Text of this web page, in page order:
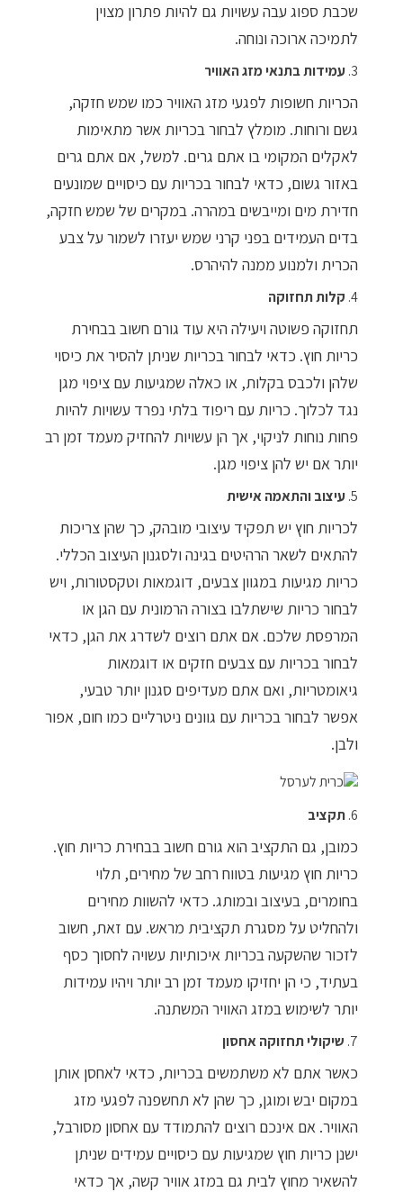
שכבת ספוג עבה עשויות גם להיות פתרון מצוין
לתמיכה ארוכה ונוחה.
3. עמידות בתנאי מזג האוויר
הכריות חשופות לפגעי מזג האוויר כמו שמש חזקה,
גשם ורוחות. מומלץ לבחור בכריות אשר מתאימות
לאקלים המקומי בו אתם גרים. למשל, אם אתם גרים
באזור גשום, כדאי לבחור בכריות עם כיסויים שמונעים
חדירת מים ומייבשים במהרה. במקרים של שמש חזקה,
בדים העמידים בפני קרני שמש יעזרו לשמור על צבע
הכרית ולמנוע ממנה להיהרס.
4. קלות תחזוקה
תחזוקה פשוטה ויעילה היא עוד גורם חשוב בבחירת
כריות חוץ. כדאי לבחור בכריות שניתן להסיר את כיסוי
שלהן ולכבס בקלות, או כאלה שמגיעות עם ציפוי מגן
נגד לכלוך. כריות עם ריפוד בלתי נפרד עשויות להיות
פחות נוחות לניקוי, אך הן עשויות להחזיק מעמד זמן רב
יותר אם יש להן ציפוי מגן.
5. עיצוב והתאמה אישית
לכריות חוץ יש תפקיד עיצובי מובהק, כך שהן צריכות
להתאים לשאר הרהיטים בגינה ולסגנון העיצוב הכללי.
כריות מגיעות במגוון צבעים, דוגמאות וטקסטורות, ויש
לבחור כריות שישתלבו בצורה הרמונית עם הגן או
המרפסת שלכם. אם אתם רוצים לשדרג את הגן, כדאי
לבחור בכריות עם צבעים חזקים או דוגמאות
גיאומטריות, ואם אתם מעדיפים סגנון יותר טבעי,
אפשר לבחור בכריות עם גוונים ניטרליים כמו חום, אפור
ולבן.
6. תקציב
כמובן, גם התקציב הוא גורם חשוב בבחירת כריות חוץ.
כריות חוץ מגיעות בטווח רחב של מחירים, תלוי
בחומרים, בעיצוב ובמותג. כדאי להשוות מחירים
ולהחליט על מסגרת תקציבית מראש. עם זאת, חשוב
לזכור שהשקעה בכריות איכותיות עשויה לחסוך כסף
בעתיד, כי הן יחזיקו מעמד זמן רב יותר ויהיו עמידות
יותר לשימוש במזג האוויר המשתנה.
7. שיקולי תחזוקה אחסון
כאשר אתם לא משתמשים בכריות, כדאי לאחסן אותן
במקום יבש ומוגן, כך שהן לא תחשפנה לפגעי מזג
האוויר. אם אינכם רוצים להתמודד עם אחסון מסורבל,
ישנן כריות חוץ שמגיעות עם כיסויים עמידים שניתן
להשאיר מחוץ לבית גם במזג אוויר קשה, אך כדאי